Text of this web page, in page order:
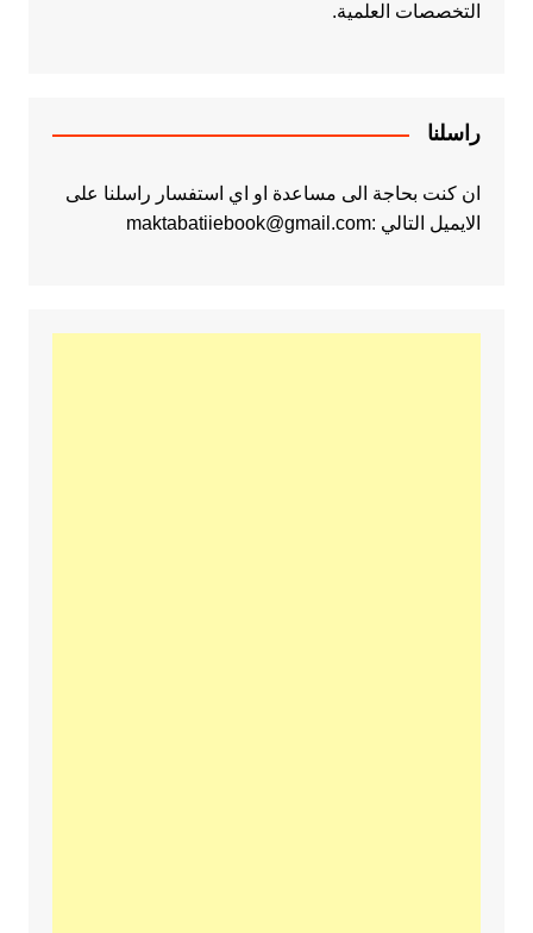
التخصصات العلمية.
راسلنا
ان كنت بحاجة الى مساعدة او اي استفسار راسلنا على
الايميل التالي :maktabatiiebook@gmail.com